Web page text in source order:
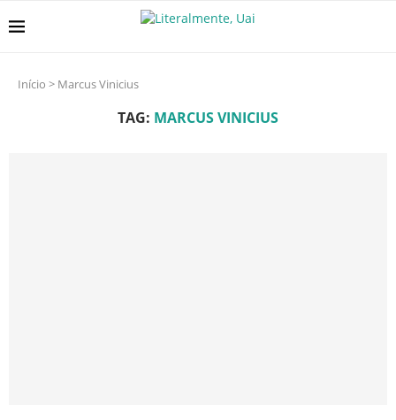
Início > Marcus Vinicius
TAG: MARCUS VINICIUS